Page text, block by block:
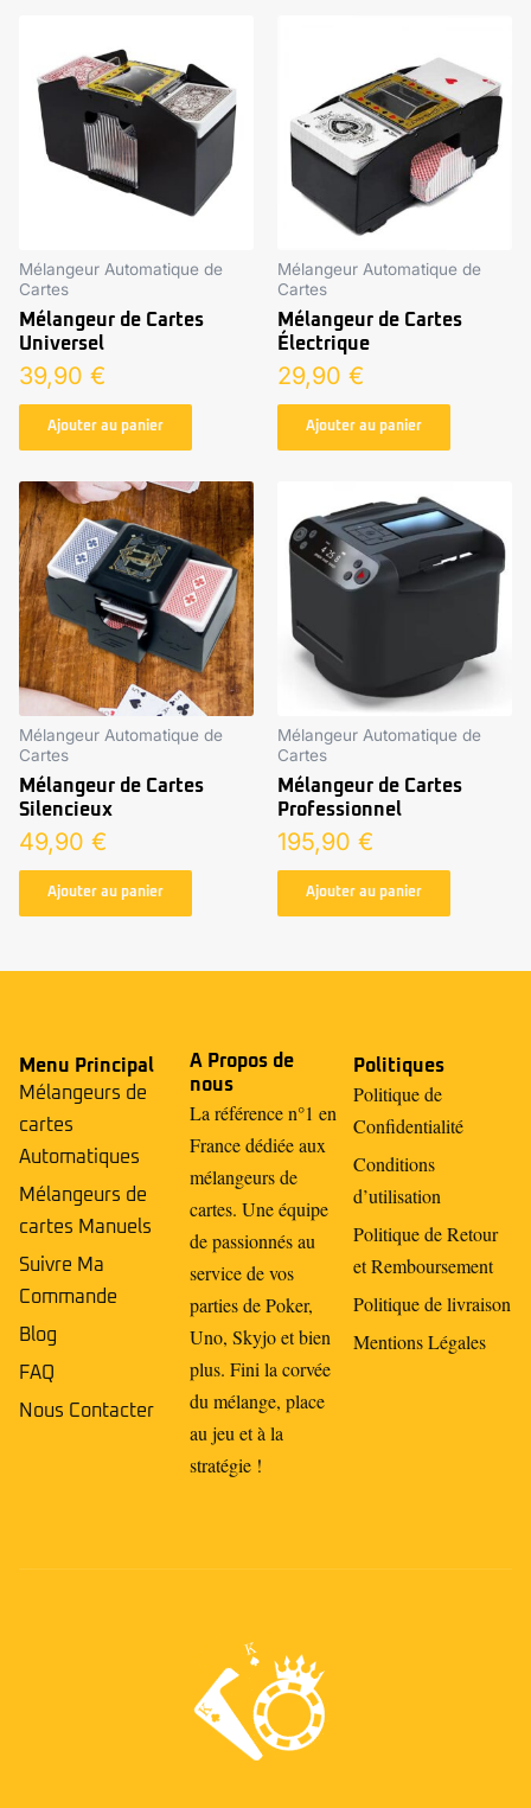
Mélangeur Automatique de
Cartes
Mélangeur de Cartes
Universel
39,90 €
Ajouter au panier
Mélangeur Automatique de
Cartes
Mélangeur de Cartes
Électrique
29,90 €
Ajouter au panier
Mélangeur Automatique de
Cartes
Mélangeur de Cartes
Silencieux
49,90 €
Ajouter au panier
Mélangeur Automatique de
Cartes
Mélangeur de Cartes
Professionnel
195,90 €
Ajouter au panier
Menu Principal
Mélangeurs de
cartes
Automatiques
Mélangeurs de
cartes Manuels
Suivre Ma
Commande
Blog
FAQ
Nous Contacter
A Propos de
nous
La référence n°1 en
France dédiée aux
mélangeurs de
cartes. Une équipe
de passionnés au
service de vos
parties de Poker,
Uno, Skyjo et bien
plus. Fini la corvée
du mélange, place
au jeu et à la
stratégie !
Politiques
Politique de
Confidentialité
Conditions
d’utilisation
Politique de Retour
et Remboursement
Politique de livraison
Mentions Légales